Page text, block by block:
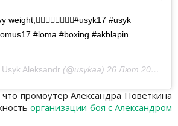
#usyk
#loma #boxing #akblapin
Usyk Aleksandr (@usykaa) 26 Лют 2019 р. о 4:29 PST
промоутер Александра Поветкина
организации боя с Александром